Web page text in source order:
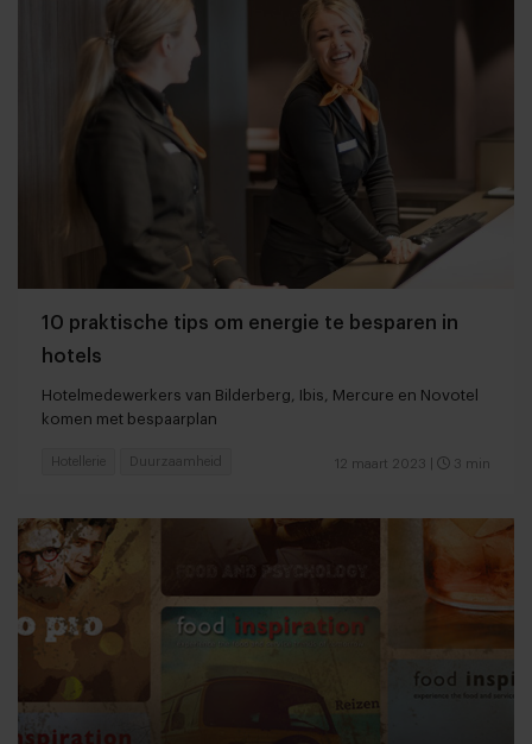
10 praktische tips om energie te besparen in
hotels
Hotelmedewerkers van Bilderberg, Ibis, Mercure en Novotel
komen met bespaarplan
12 maart 2023 3 min
Hotellerie Duurzaamheid